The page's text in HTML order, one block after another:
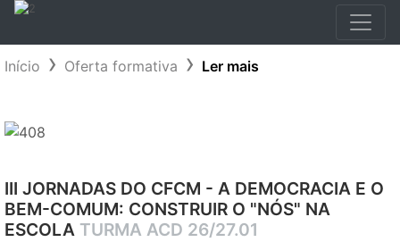
Início Oferta formativa Ler mais
III JORNADAS DO CFCM - A DEMOCRACIA E O
BEM-COMUM: CONSTRUIR O "NÓS" NA
ESCOLA TURMA ACD 26/27.01